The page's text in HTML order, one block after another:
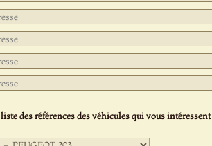
des références des véhicules qui vous intéressent